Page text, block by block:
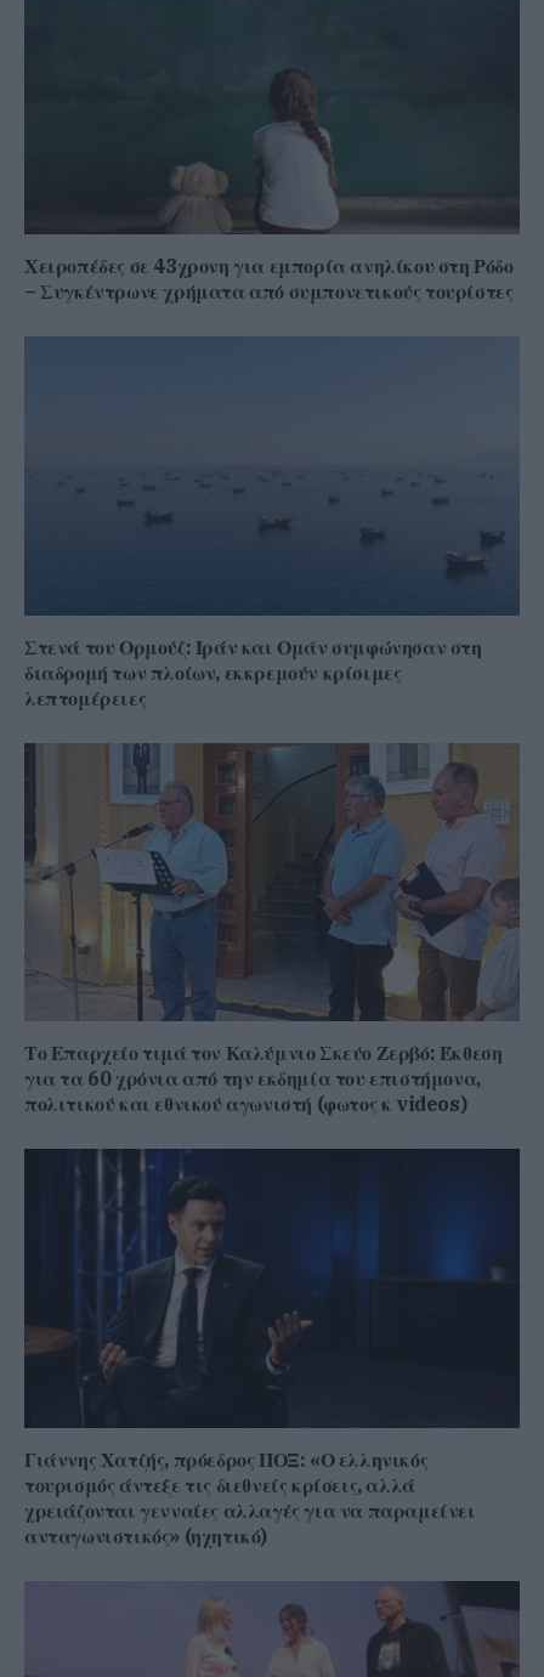
Χειροπέδες σε 43χρονη για εμπορία ανηλίκου στη Ρόδο
– Συγκέντρωνε χρήματα από συμπονετικούς τουρίστες
Στενά του Ορμούζ: Ιράν και Ομάν συμφώνησαν στη
διαδρομή των πλοίων, εκκρεμούν κρίσιμες
λεπτομέρειες
Το Επαρχείο τιμά τον Καλύμνιο Σκεύο Ζερβό: Έκθεση
για τα 60 χρόνια από την εκδημία του επιστήμονα,
πολιτικού και εθνικού αγωνιστή (φωτος κ videos)
Γιάννης Χατζής, πρόεδρος ΠΟΞ: «Ο ελληνικός
τουρισμός άντεξε τις διεθνείς κρίσεις, αλλά
χρειάζονται γενναίες αλλαγές για να παραμείνει
ανταγωνιστικός» (ηχητικό)